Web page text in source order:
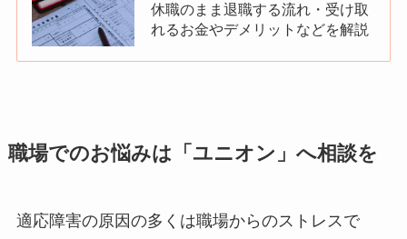
休職のまま退職する流れ・受け取
れるお金やデメリットなどを解説
職場でのお悩みは「ユニオン」へ相談を
適応障害の原因の多くは職場からのストレスで